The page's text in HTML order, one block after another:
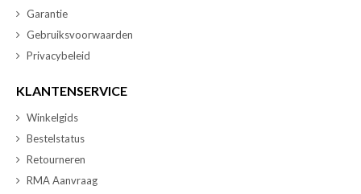
Garantie
Gebruiksvoorwaarden
Privacybeleid
KLANTENSERVICE
Winkelgids
Bestelstatus
Retourneren
RMA Aanvraag